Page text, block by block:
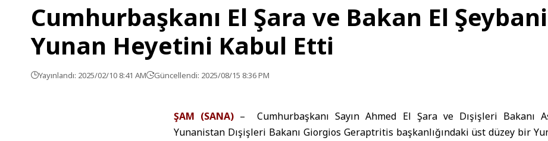
Cumhurbaşkanı El Şara ve Bakan El
Yunan Heyetini Kabul Etti
Yayınlandı: 2025/02/10 8:41 AM Güncellendi: 2025/08/15 8:36 PM
ŞAM (SANA) – Cumhurbaşkanı Sayın Ahmed El Şara ve Dışişleri Bakanı
Yunanistan Dışişleri Bakanı Giorgios Geraptritis başkanlığındaki üst düzey bir